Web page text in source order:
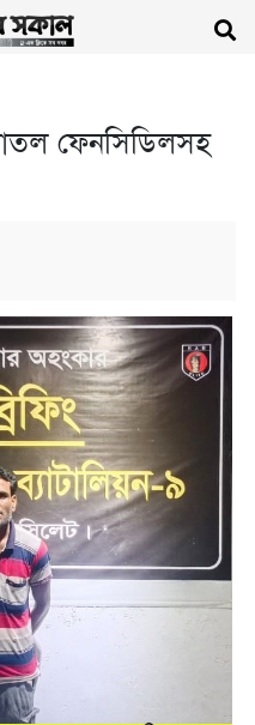
ফেনসিডিলসহ